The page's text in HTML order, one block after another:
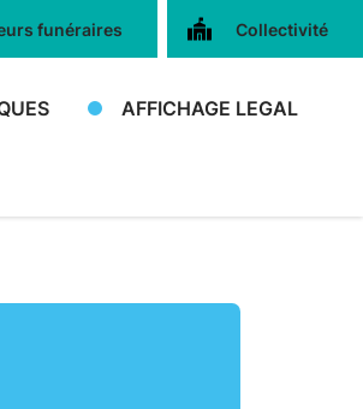
funéraires Collectivité
AFFICHAGE LEGAL